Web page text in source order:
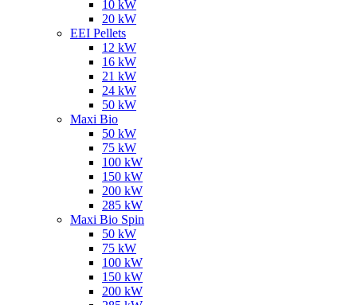
10 kW
20 kW
EEI Pellets
12 kW
16 kW
21 kW
24 kW
50 kW
Maxi Bio
50 kW
75 kW
100 kW
150 kW
200 kW
285 kW
Maxi Bio Spin
50 kW
75 kW
100 kW
150 kW
200 kW